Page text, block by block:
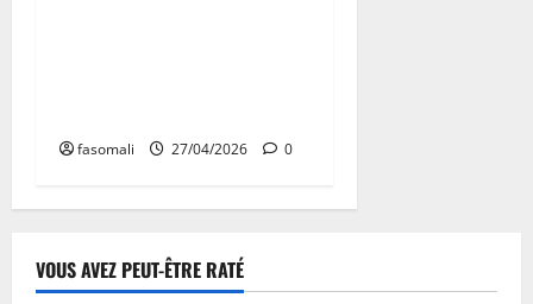
fasomali 27/04/2026 0
VOUS AVEZ PEUT-ÊTRE RATÉ